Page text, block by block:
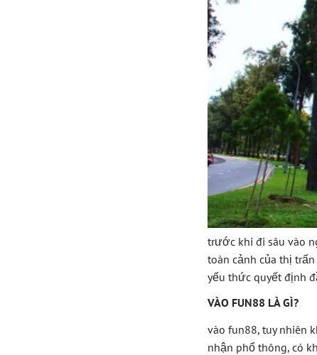
trước khi đi sâu vào
toàn cảnh của thị
yếu thức quyết định
VÀO FUN88 LÀ GÌ?
vào fun88, tuy nhiên
nhận phổ thông, có